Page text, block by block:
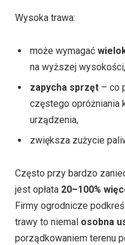
Wysoka trawa:
może wymagać
na wyższej
zapycha sprzęt – co
częstego opróżniania
urządzenia,
zwiększa zużycie
Często przy bardzo
jest opłata 20–100%
Firmy ogrodnicze
trawy to niemal osobna
porządkowaniem terenu